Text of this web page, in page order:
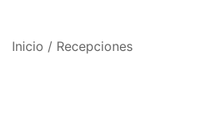
Inicio / Recepciones